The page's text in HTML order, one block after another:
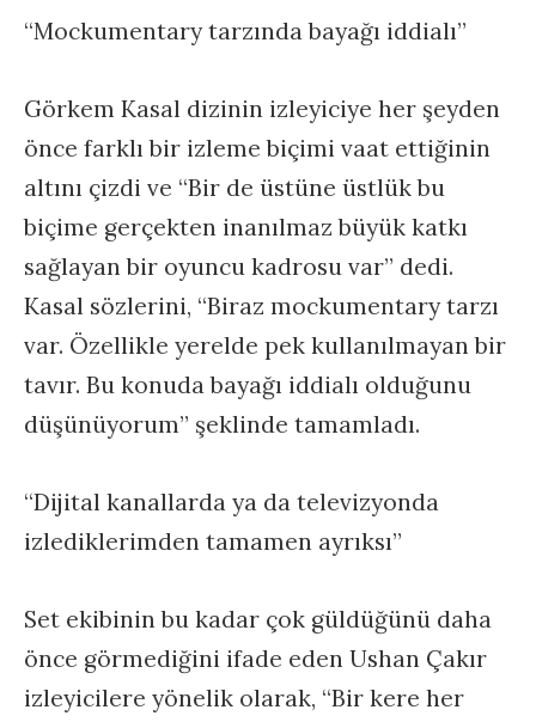
“Mockumentary tarzında bayağı iddialı”
Görkem Kasal dizinin izleyiciye her şeyden
önce farklı bir izleme biçimi vaat ettiğinin
altını çizdi ve “Bir de üstüne üstlük bu
biçime gerçekten inanılmaz büyük katkı
sağlayan bir oyuncu kadrosu var” dedi.
Kasal sözlerini, “Biraz mockumentary tarzı
var. Özellikle yerelde pek kullanılmayan bir
tavır. Bu konuda bayağı iddialı olduğunu
düşünüyorum” şeklinde tamamladı.
“Dijital kanallarda ya da televizyonda
izlediklerimden tamamen ayrıksı”
Set ekibinin bu kadar çok güldüğünü daha
önce görmediğini ifade eden Ushan Çakır
izleyicilere yönelik olarak, “Bir kere her